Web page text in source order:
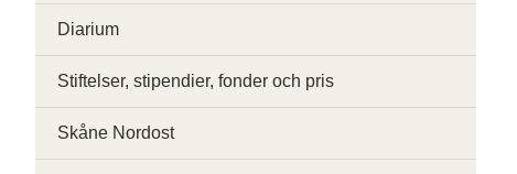
Diarium
Stiftelser, stipendier, fonder och pris
Skåne Nordost